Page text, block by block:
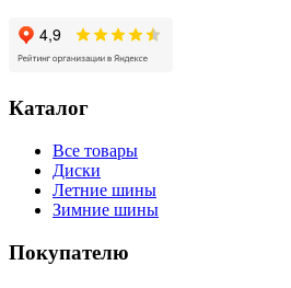
Каталог
Все товары
Диски
Летние шины
Зимние шины
Покупателю